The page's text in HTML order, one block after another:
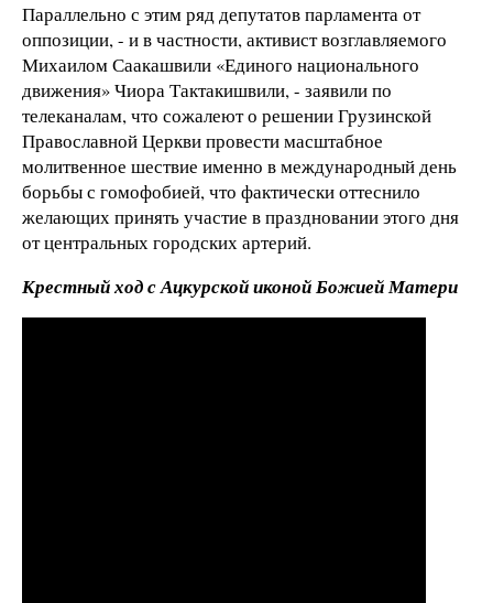
Параллельно с этим ряд депутатов парламента от
оппозиции, - и в частности, активист возглавляемого
Михаилом Саакашвили «Единого национального
движения» Чиора Тактакишвили, - заявили по
телеканалам, что сожалеют о решении Грузинской
Православной Церкви провести масштабное
молитвенное шествие именно в международный день
борьбы с гомофобией, что фактически оттеснило
желающих принять участие в праздновании этого дня
от центральных городских артерий.
Крестный ход с Ацкурской иконой Божией Матери